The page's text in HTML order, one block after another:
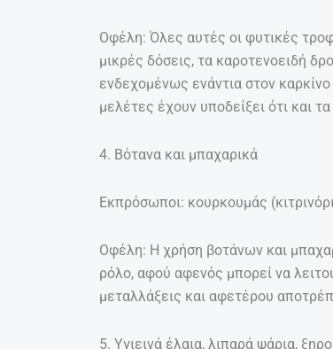
Οφέλη: Όλες αυτές οι φυτικές
μικρές δόσεις, τα καροτενοειδή
ενδεχομένως ενάντια στον
μελέτες έχουν υποδείξει ότι και
4. Βότανα και μπαχαρικά
Εκπρόσωποι: κουρκουμάς
Οφέλη: Η χρήση βοτάνων και
ρόλο, αφού αφενός μπορεί να
μεταλλάξεις και αφετέρου
5. Υγιεινά έλαια, λιπαρά ψάρια,